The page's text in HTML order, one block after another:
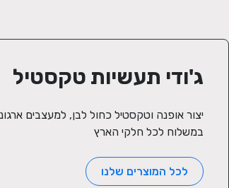
ג'ודי תעשיות טקסטיל
במשלוח לכל חלקי הארץ
לכל המוצרים שלנו